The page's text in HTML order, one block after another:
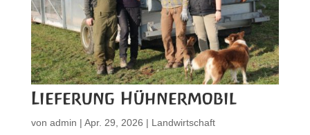
Lieferung Hühnermobil
von admin | Apr. 29, 2026 | Landwirtschaft